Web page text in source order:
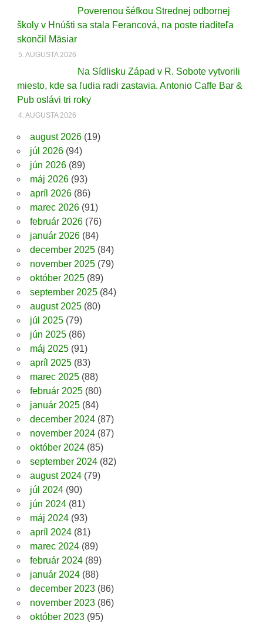
Poverenou šéfkou Strednej odbornej
školy v Hnúšti sa stala Ferancová, na poste riaditeľa
skončil Mäsiar
5. AUGUSTA 2026
Na Sídlisku Západ v R. Sobote vytvorili
miesto, kde sa ľudia radi zastavia. Antonio Caffe Bar &
Pub oslávi tri roky
4. AUGUSTA 2026
august 2026(19)
júl 2026(94)
jún 2026(89)
máj 2026(93)
apríl 2026(86)
marec 2026(91)
február 2026(76)
január 2026(84)
december 2025(84)
november 2025(79)
október 2025(89)
september 2025(84)
august 2025(80)
júl 2025(79)
jún 2025(86)
máj 2025(91)
apríl 2025(83)
marec 2025(88)
február 2025(80)
január 2025(84)
december 2024(87)
november 2024(87)
október 2024(85)
september 2024(82)
august 2024(79)
júl 2024(90)
jún 2024(81)
máj 2024(93)
apríl 2024(81)
marec 2024(89)
február 2024(89)
január 2024(88)
december 2023(86)
november 2023(86)
október 2023(95)